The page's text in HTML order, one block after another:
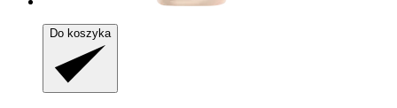
Do koszyka